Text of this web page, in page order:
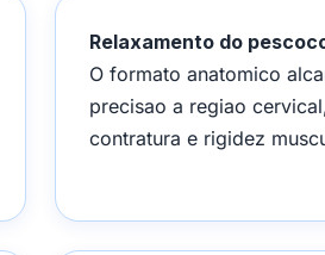
Relaxamento do
O formato anatomico
precisao a regiao
contratura e rigidez